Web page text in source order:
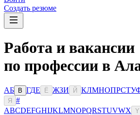
Создать резюме
Работа и вакансии
по профессии в
АБ В ГДЕ Ё ЖЗИ Й КЛМНОПРСТУ
Я
#
ABCDEFGHIJKLMNOPQRSTUVWX Y